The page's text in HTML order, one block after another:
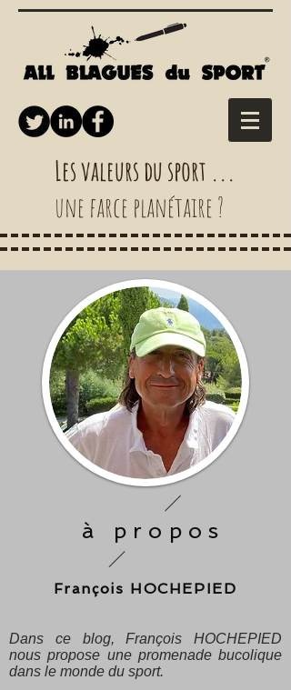
Les valeurs du sport ...
une farce planétaire ?
à propos
François HOCHEPIED
Dans ce blog, François HOCHEPIED
nous propose une promenade bucolique
dans le monde du sport.